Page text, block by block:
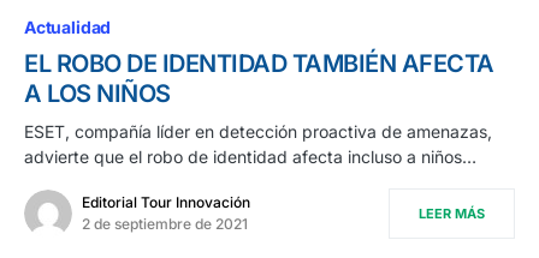
Actualidad
EL ROBO DE IDENTIDAD TAMBIÉN AFECTA
A LOS NIÑOS
ESET, compañía líder en detección proactiva de amenazas,
advierte que el robo de identidad afecta incluso a niños…
Editorial Tour Innovación
2 de septiembre de 2021
LEER MÁS